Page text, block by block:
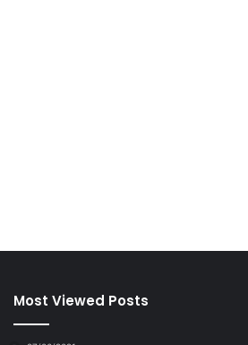
Most Viewed Posts